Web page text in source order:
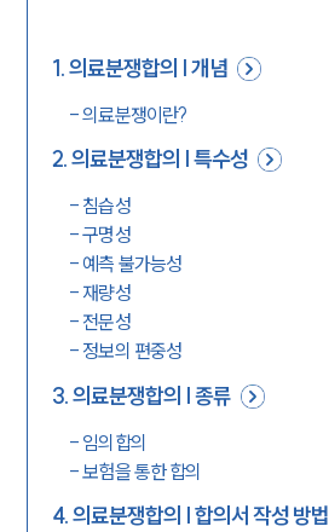
1.의료분쟁합의 | 개념
-의료분쟁이란?
2.의료분쟁합의 | 특수성
- 침습성
-구명성
- 예측 불가능성
- 재량성
- 전문성
- 정보의 편중성
3.의료분쟁합의 | 종류
- 임의합의
-보험을 통한 합의
4.의료분쟁합의 | 합의서 작성 방법